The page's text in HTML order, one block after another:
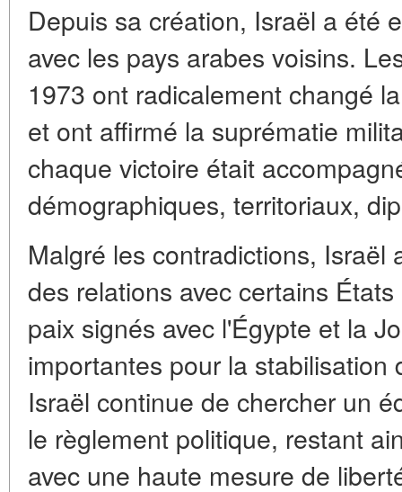
Depuis sa création, Israël a été
avec les pays arabes voisins.
1973 ont radicalement changé
et ont affirmé la suprématie
chaque victoire était
démographiques, territoriaux,
Malgré les contradictions, Israël
des relations avec certains
paix signés avec l'Égypte et la
importantes pour la
Israël continue de chercher un
le règlement politique, restant
avec une haute mesure de